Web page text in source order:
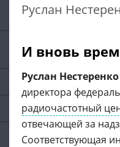
Руслан
И вновь
Руслан Нестеренко
директора
радиочастотный
отвечающей за
Соответствующая